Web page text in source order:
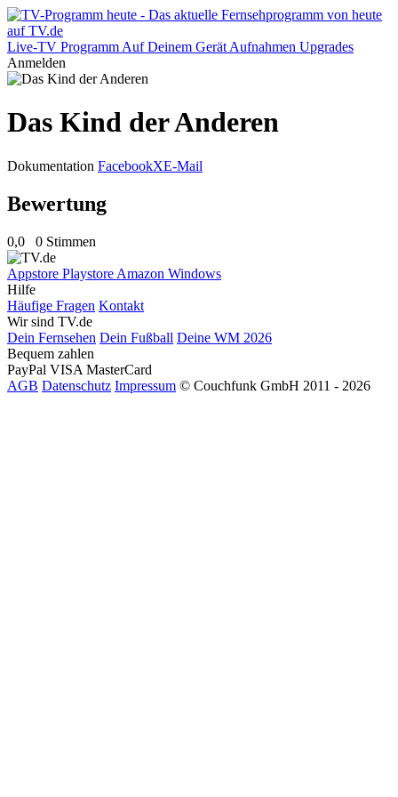
Live-TV Programm Auf Deinem Gerät Aufnahmen Upgrades
Anmelden
Das Kind der Anderen
Dokumentation FacebookXE-Mail
Bewertung
0,0 0 Stimmen
Appstore Playstore Amazon Windows
Hilfe
Häufige Fragen Kontakt
Wir sind TV.de
Dein Fernsehen Dein Fußball Deine WM 2026
Bequem zahlen
PayPal VISA MasterCard
AGB Datenschutz Impressum © Couchfunk GmbH 2011 - 2026